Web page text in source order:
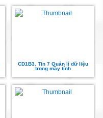
CD1B3. Tin 7 Quản lí dữ liệu
trong máy tính